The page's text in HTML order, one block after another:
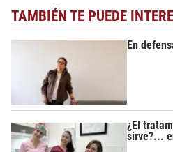
TAMBIÉN TE PUEDE
En
¿El
sirve?...